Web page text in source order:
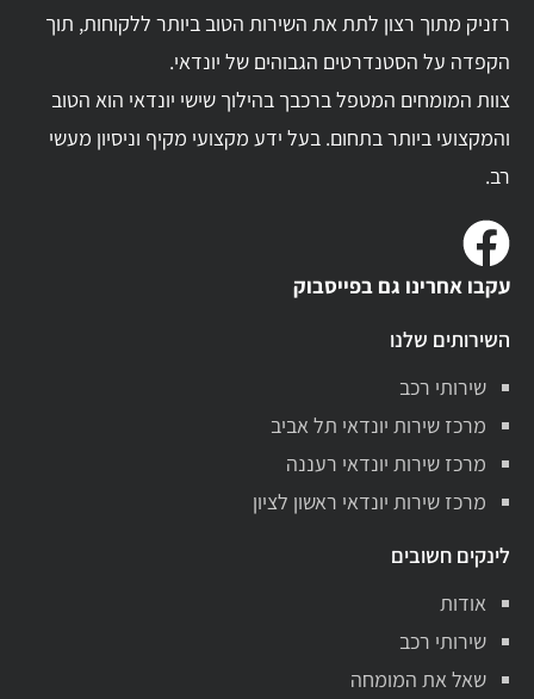
רזניק מתוך רצון לתת את השירות הטוב ביותר ללקוחות, תוך
הקפדה על הסטנדרטים הגבוהים של יונדאי.
צוות המומחים המטפל ברכבך בהילוך שישי יונדאי הוא הטוב
והמקצועי ביותר בתחום. בעל ידע מקצועי מקיף וניסיון מעשי
רב.
עקבו אחרינו גם בפייסבוק
השירותים שלנו
שירותי רכב
מרכז שירות יונדאי תל אביב
מרכז שירות יונדאי רעננה
מרכז שירות יונדאי ראשון לציון
לינקים חשובים
אודות
שירותי רכב
שאל את המומחה